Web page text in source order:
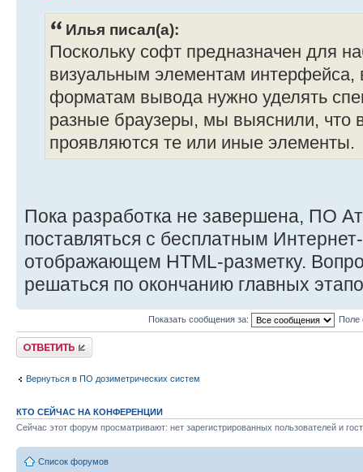
Илья писал(а):
Поскольку софт предназначен для
визуальным элементам
форматам вывода нужно уделять
разные браузеры, мы выяснили, что
проявляются те или иные элементы.
Пока разработка не завершена, ПО
поставляться с бесплатным
отображающем HTML-разметку.
решаться по окончанию главных
Показать сообщения за: Поле
Ответить
Вернуться в ПО дозиметрических систем
КТО СЕЙЧАС НА КОНФЕРЕНЦИИ
Сейчас этот форум просматривают: нет зарегистрированных пользователей и
Список форумов